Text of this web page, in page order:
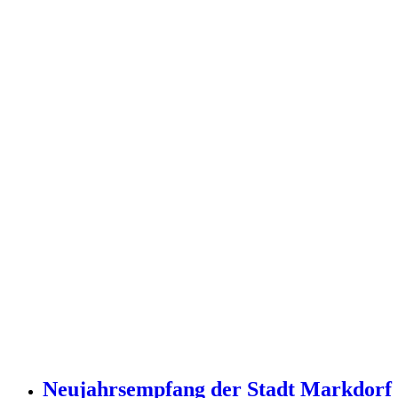
Neujahrsempfang der Stadt Markdorf